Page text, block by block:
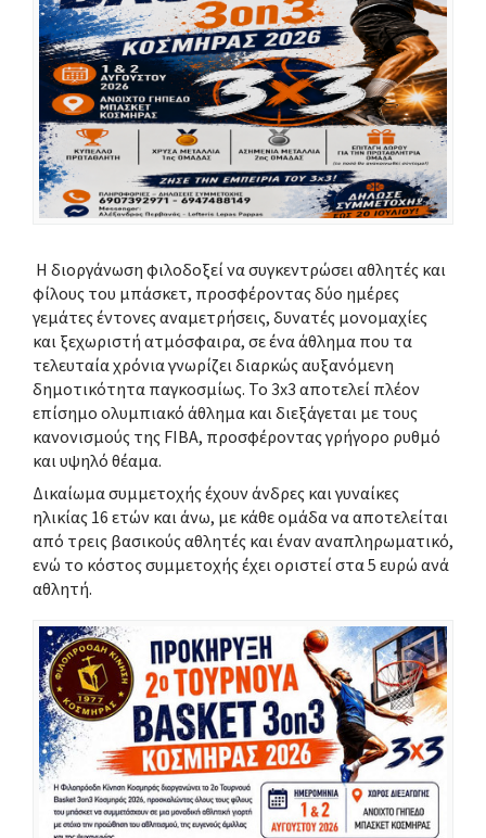
Η διοργάνωση φιλοδοξεί να συγκεντρώσει αθλητές και
φίλους του μπάσκετ, προσφέροντας δύο ημέρες
γεμάτες έντονες αναμετρήσεις, δυνατές μονομαχίες
και ξεχωριστή ατμόσφαιρα, σε ένα άθλημα που τα
τελευταία χρόνια γνωρίζει διαρκώς αυξανόμενη
δημοτικότητα παγκοσμίως. Το 3x3 αποτελεί πλέον
επίσημο ολυμπιακό άθλημα και διεξάγεται με τους
κανονισμούς της FIBA, προσφέροντας γρήγορο ρυθμό
και υψηλό θέαμα.
Δικαίωμα συμμετοχής έχουν άνδρες και γυναίκες
ηλικίας 16 ετών και άνω, με κάθε ομάδα να αποτελείται
από τρεις βασικούς αθλητές και έναν αναπληρωματικό,
ενώ το κόστος συμμετοχής έχει οριστεί στα5 ευρώ ανά
αθλητή.